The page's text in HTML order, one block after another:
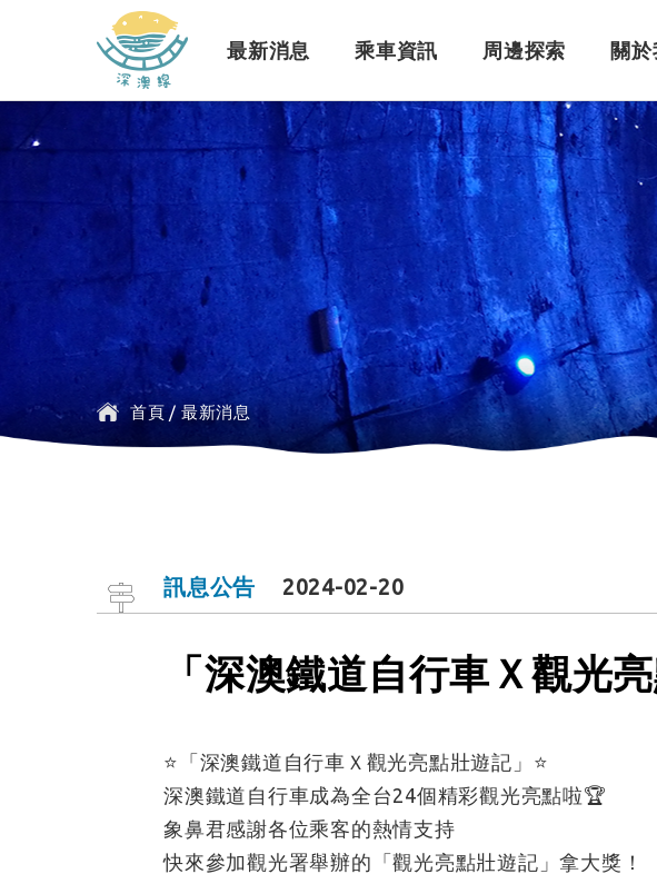
最新消息
訊息公告
乘車資訊
行車路線 票價時刻 購票須知
周邊探索
景點介紹 探索行程介紹
關於
緣起簡介 設施介紹 角色介紹
公車 自行開車
一般問題 訂票問題 訂單問題
首頁 /最新消息
訊息公告 2024-02-20
「深澳鐵道自行車Ｘ觀光
⭐️「深澳鐵道自行車Ｘ觀光亮點壯遊記」⭐️
深澳鐵道自行車成為全台24個精彩觀光亮點啦🏆
象鼻君感謝各位乘客的熱情支持
快來參加觀光署舉辦的「觀光亮點壯遊記」拿大獎！